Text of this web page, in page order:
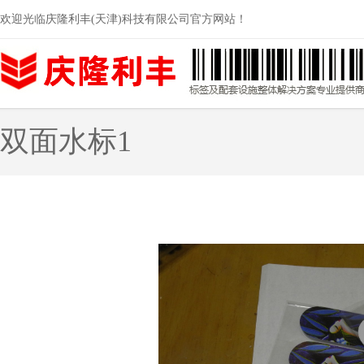
欢迎光临庆隆利丰(天津)科技有限公司官方网站！
双面水标1